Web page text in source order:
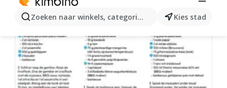
Zoeken naar winkels, categorieën, producten...
Kies stad